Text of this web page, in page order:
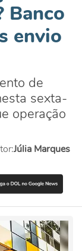
Banco
envio
de
sexta-
operação
Júlia Marques